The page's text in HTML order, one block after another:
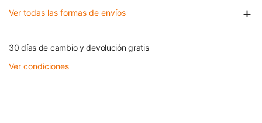
Ver todas las formas de envíos
30 días de cambio y devolución gratis
Ver condiciones